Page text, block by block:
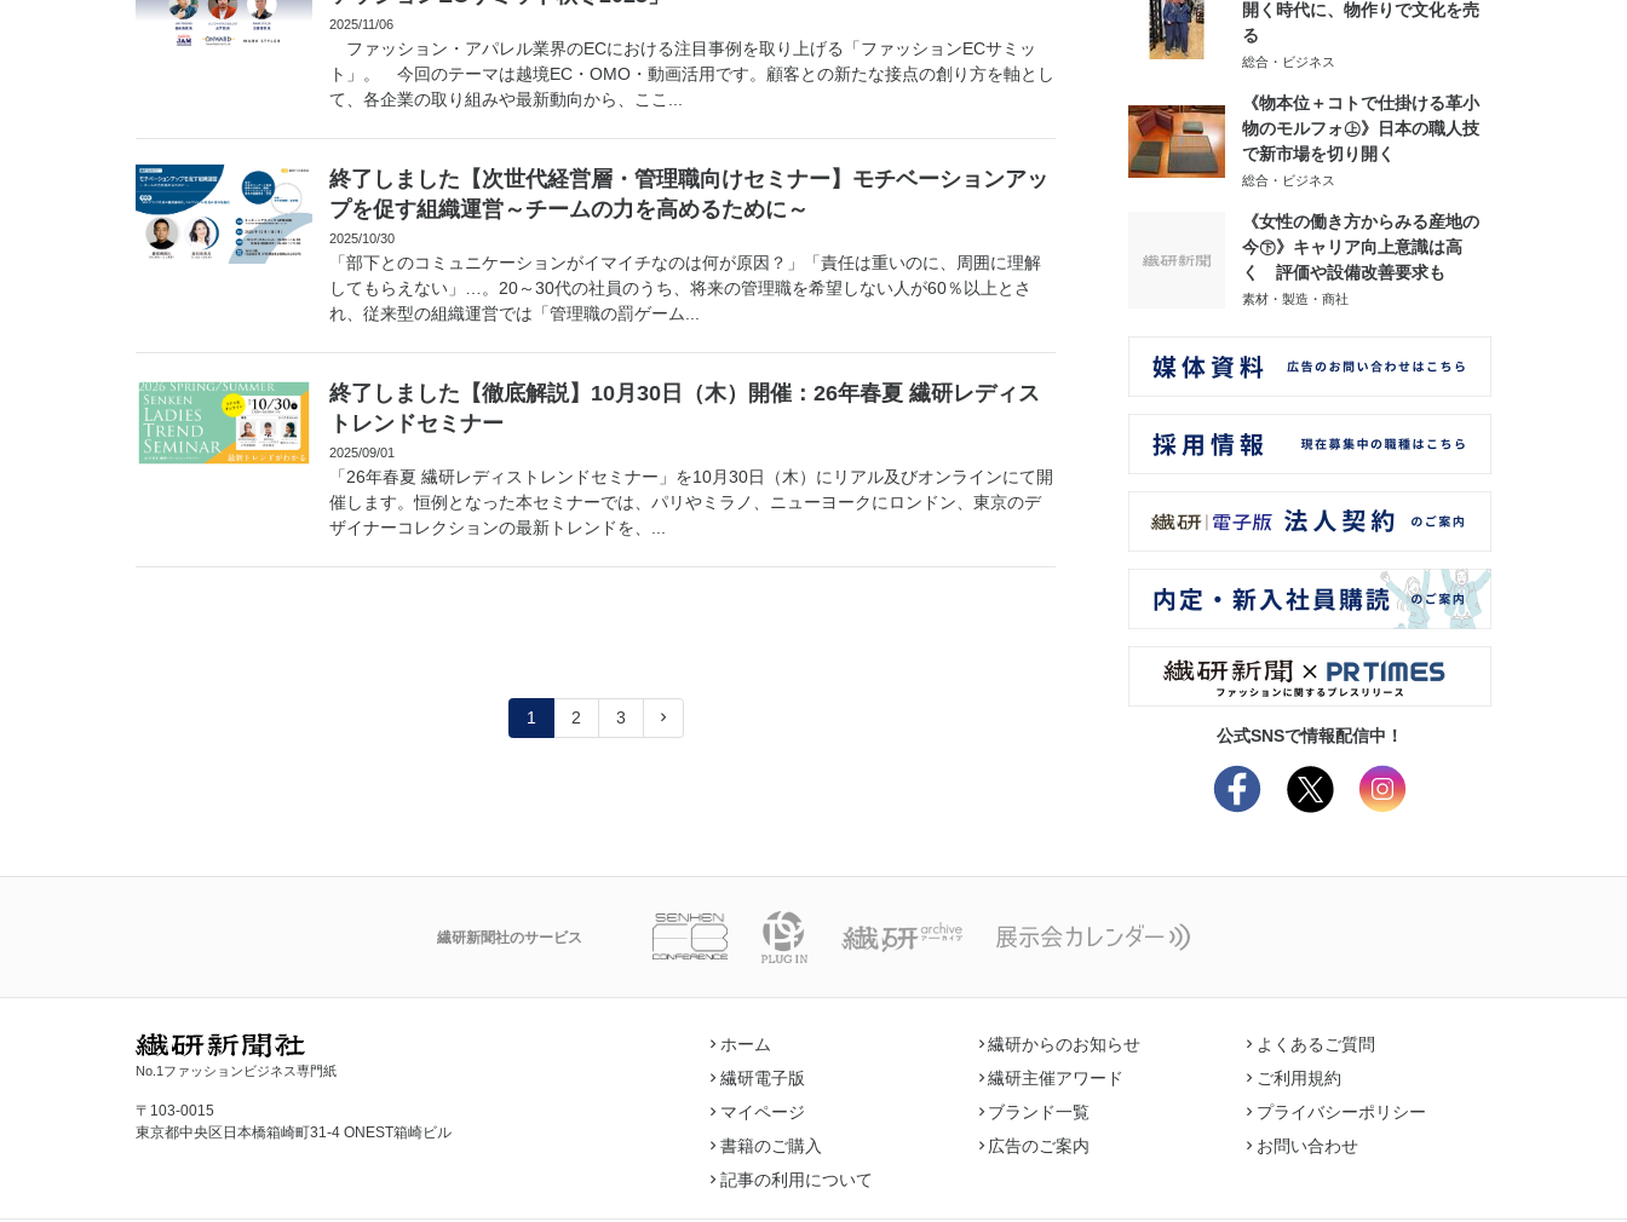
2025/11/06
ファッション・アパレル業界のECにおける注目事例を取り上げる「ファッションECサミッ
ト」。 今回のテーマは越境EC・OMO・動画活用です。顧客との新たな接点の創り方を軸とし
て、各企業の取り組みや最新動向から、ここ...
終了しました【次世代経営層・管理職向けセミナー】モチベーションアッ
プを促す組織運営～チームの力を高めるために～
2025/10/30
「部下とのコミュニケーションがイマイチなのは何が原因？」「責任は重いのに、周囲に理解
してもらえない」…。20～30代の社員のうち、将来の管理職を希望しない人が60％以上とさ
れ、従来型の組織運営では「管理職の罰ゲーム...
終了しました【徹底解説】10月30日（木）開催：26年春夏 繊研レディス
トレンドセミナー
2025/09/01
「26年春夏 繊研レディストレンドセミナー」を10月30日（木）にリアル及びオンラインにて開
催します。恒例となった本セミナーでは、パリやミラノ、ニューヨークにロンドン、東京のデ
ザイナーコレクションの最新トレンドを、...
1 2 3
開く時代に、物作りで文化を売
る
総合・ビジネス
《物本位＋コトで仕掛ける革小
物のモルフォ㊤》日本の職人技
で新市場を切り開く
総合・ビジネス
《女性の働き方からみる産地の
今㊦》キャリア向上意識は高
く 評価や設備改善要求も
素材・製造・商社
公式SNSで情報配信中！
繊研新聞社のサービス
No.1ファッションビジネス専門紙
〒103-0015
東京都中央区日本橋箱崎町31-4 ONEST箱崎ビル
ホーム
繊研電子版
マイページ
書籍のご購入
記事の利用について
繊研からのお知らせ
繊研主催アワード
ブランド一覧
広告のご案内
よくあるご質問
ご利用規約
プライバシーポリシー
お問い合わせ